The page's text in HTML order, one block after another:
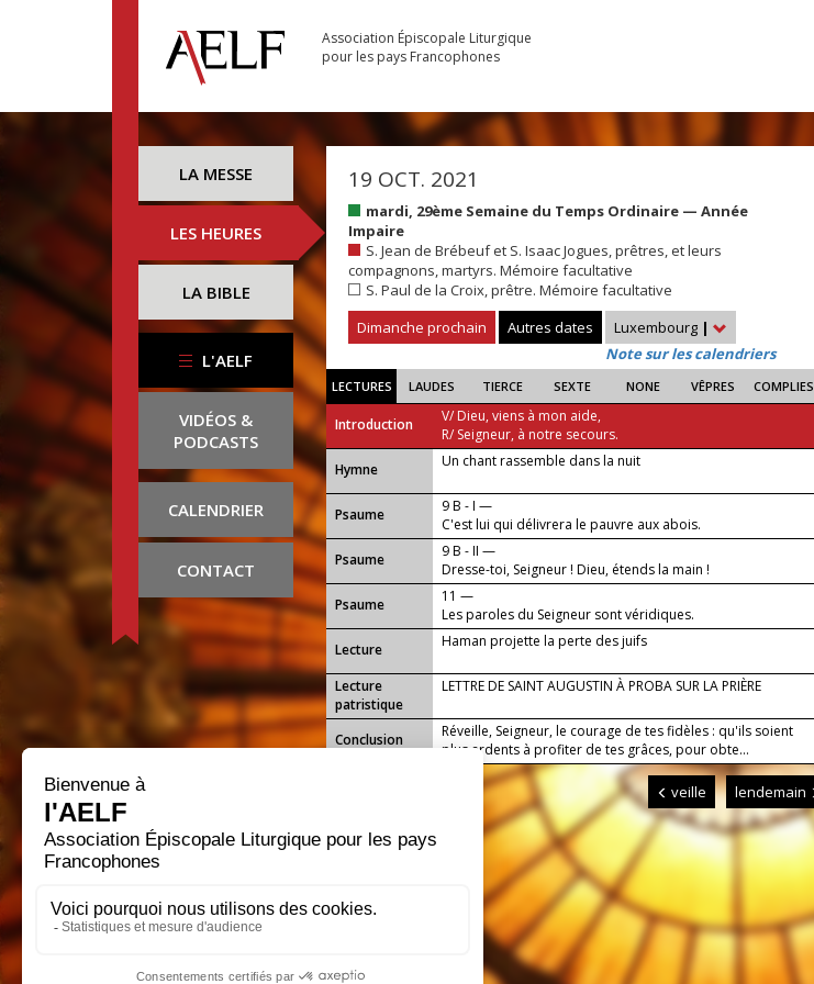
Association Épiscopale Liturgique
pour les pays Francophones
LA MESSE
LES HEURES
LA BIBLE
L'AELF
VIDÉOS &
PODCASTS
CALENDRIER
CONTACT
19 OCT. 2021
mardi, 29ème Semaine du Temps Ordinaire — Année
Impaire
S. Jean de Brébeuf et S. Isaac Jogues, prêtres, et leurs
compagnons, martyrs. Mémoire facultative
S. Paul de la Croix, prêtre. Mémoire facultative
Dimanche prochain
Autres dates Luxembourg |
Note sur les calendriers
LECTURES LAUDES TIERCE SEXTE NONE VÊPRES COMPLIES
Introduction
V/ Dieu, viens à mon aide,
R/ Seigneur, à notre secours.
...
Hymne Un chant rassemble dans la nuit
Psaume
9 B - I —
C'est lui qui délivrera le pauvre aux abois.
Psaume
9 B - II —
Dresse-toi, Seigneur ! Dieu, étends la main !
Psaume
11 —
Les paroles du Seigneur sont véridiques.
Lecture
Haman projette la perte des juifs
Lecture
patristique
LETTRE DE SAINT AUGUSTIN À PROBA SUR LA PRIÈRE
Conclusion
Réveille, Seigneur, le courage de tes fidèles : qu'ils soient
plus ardents à profiter de tes grâces, pour obte...
veille lendemain